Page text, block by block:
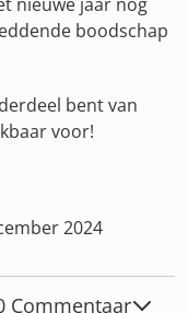
boodschap
bent van
voor!
2024
Commentaar